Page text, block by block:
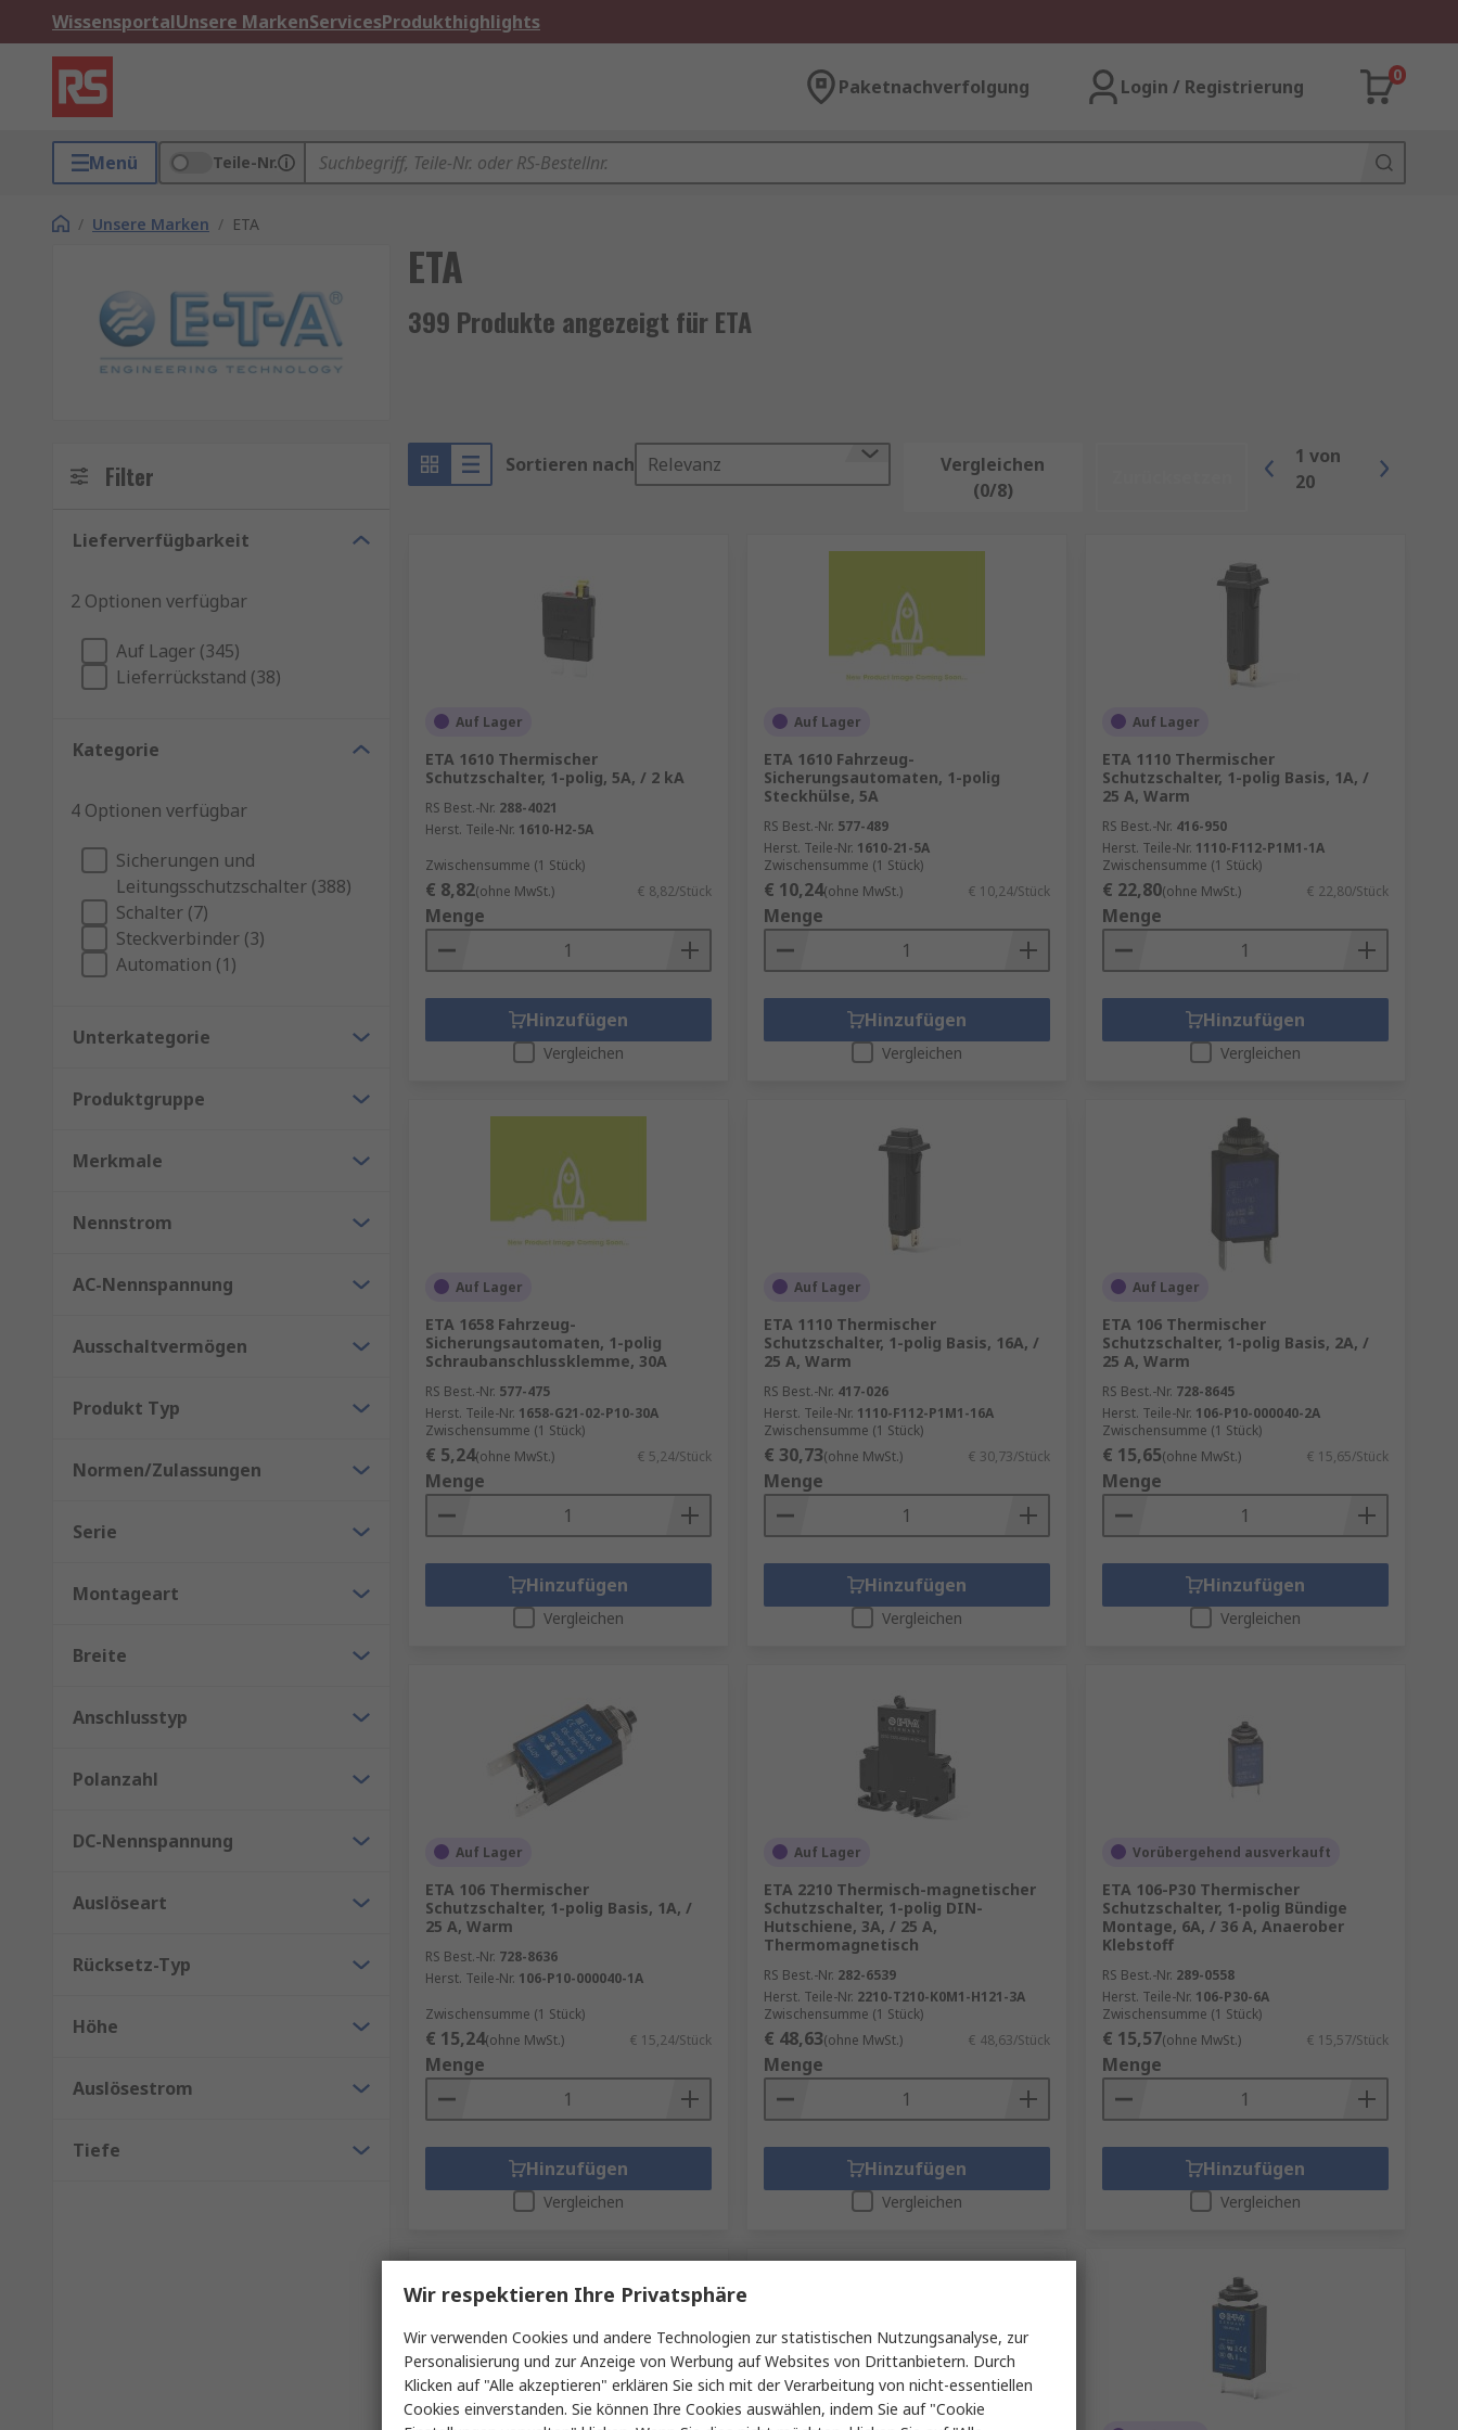
WissensportalUnsere MarkenServicesProdukthighlights
Paketnachverfolgung Login / Registrierung
0
Menü Teile-Nr.
/ Unsere Marken / ETA
ETA
399 Produkte angezeigt für ETA
Filter
Lieferverfügbarkeit
2 Optionen verfügbar
Auf Lager (345)
Lieferrückstand (38)
Kategorie
4 Optionen verfügbar
Sicherungen und
Leitungsschutzschalter (388)
Schalter (7)
Steckverbinder (3)
Automation (1)
Unterkategorie
Produktgruppe
Merkmale
Nennstrom
AC-Nennspannung
Ausschaltvermögen
Produkt Typ
Normen/Zulassungen
Serie
Montageart
Breite
Anschlusstyp
Polanzahl
DC-Nennspannung
Auslöseart
Rücksetz-Typ
Höhe
Auslösestrom
Tiefe
Sortieren nach Relevanz
Vergleichen
(0/8)
1 von
20
Auf Lager
ETA 1610 Thermischer
Schutzschalter, 1-polig, 5A, / 2 kA
RS Best.-Nr. 288-4021
Herst. Teile-Nr. 1610-H2-5A
Zwischensumme (1 Stück)
€ 8,82(ohne MwSt.) € 8,82/Stück
Menge
Hinzufügen
Vergleichen
Auf Lager
ETA 1610 Fahrzeug-
Sicherungsautomaten, 1-polig
Steckhülse, 5A
RS Best.-Nr. 577-489
Herst. Teile-Nr. 1610-21-5A
Zwischensumme (1 Stück)
€ 10,24(ohne MwSt.) € 10,24/Stück
Menge
Hinzufügen
Vergleichen
Auf Lager
ETA 1110 Thermischer
Schutzschalter, 1-polig Basis, 1A, /
25 A, Warm
RS Best.-Nr. 416-950
Herst. Teile-Nr. 1110-F112-P1M1-1A
Zwischensumme (1 Stück)
€ 22,80(ohne MwSt.) € 22,80/Stück
Menge
Hinzufügen
Vergleichen
Auf Lager
ETA 1658 Fahrzeug-
Sicherungsautomaten, 1-polig
Schraubanschlussklemme, 30A
RS Best.-Nr. 577-475
Herst. Teile-Nr. 1658-G21-02-P10-30A
Zwischensumme (1 Stück)
€ 5,24(ohne MwSt.) € 5,24/Stück
Menge
Hinzufügen
Vergleichen
Auf Lager
ETA 1110 Thermischer
Schutzschalter, 1-polig Basis, 16A, /
25 A, Warm
RS Best.-Nr. 417-026
Herst. Teile-Nr. 1110-F112-P1M1-16A
Zwischensumme (1 Stück)
€ 30,73(ohne MwSt.) € 30,73/Stück
Menge
Hinzufügen
Vergleichen
Auf Lager
ETA 106 Thermischer
Schutzschalter, 1-polig Basis, 2A, /
25 A, Warm
RS Best.-Nr. 728-8645
Herst. Teile-Nr. 106-P10-000040-2A
Zwischensumme (1 Stück)
€ 15,65(ohne MwSt.) € 15,65/Stück
Menge
Hinzufügen
Vergleichen
Auf Lager
ETA 106 Thermischer
Schutzschalter, 1-polig Basis, 1A, /
25 A, Warm
RS Best.-Nr. 728-8636
Herst. Teile-Nr. 106-P10-000040-1A
Zwischensumme (1 Stück)
€ 15,24(ohne MwSt.) € 15,24/Stück
Menge
Hinzufügen
Vergleichen
Auf Lager
ETA 2210 Thermisch-magnetischer
Schutzschalter, 1-polig DIN-
Hutschiene, 3A, / 25 A,
Thermomagnetisch
RS Best.-Nr. 282-6539
Herst. Teile-Nr. 2210-T210-K0M1-H121-3A
Zwischensumme (1 Stück)
€ 48,63(ohne MwSt.) € 48,63/Stück
Menge
Hinzufügen
Vergleichen
Vorübergehend ausverkauft
ETA 106-P30 Thermischer
Schutzschalter, 1-polig Bündige
Montage, 6A, / 36 A, Anaerober
Klebstoff
RS Best.-Nr. 289-0558
Herst. Teile-Nr. 106-P30-6A
Zwischensumme (1 Stück)
€ 15,57(ohne MwSt.) € 15,57/Stück
Menge
Hinzufügen
Vergleichen
Wir respektieren Ihre Privatsphäre
Wir verwenden Cookies und andere Technologien zur statistischen Nutzungsanalyse, zur
Personalisierung und zur Anzeige von Werbung auf Websites von Drittanbietern. Durch
Klicken auf "Alle akzeptieren" erklären Sie sich mit der Verarbeitung von nicht-essentiellen
Cookies einverstanden. Sie können Ihre Cookies auswählen, indem Sie auf "Cookie